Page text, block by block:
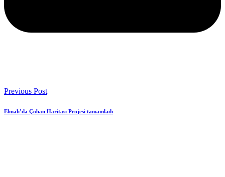
Previous Post
Elmalı’da Çoban Haritası Projesi tamamladı